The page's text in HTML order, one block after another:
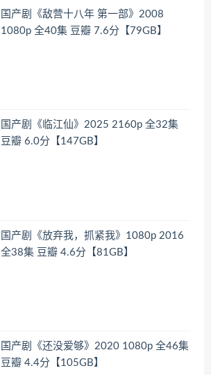
国产剧《敌营十八年 第一部》2008
1080p 全40集 豆瓣 7.6分【79GB】
国产剧《临江仙》2025 2160p 全32集
豆瓣 6.0分【147GB】
国产剧《放弃我，抓紧我》1080p 2016
全38集 豆瓣 4.6分【81GB】
国产剧《还没爱够》2020 1080p 全46集
豆瓣 4.4分【105GB】